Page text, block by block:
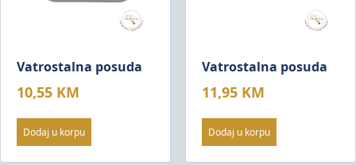
Vatrostalna posuda
10,55 KM
Dodaj u korpu
Vatrostalna posuda
11,95 KM
Dodaj u korpu